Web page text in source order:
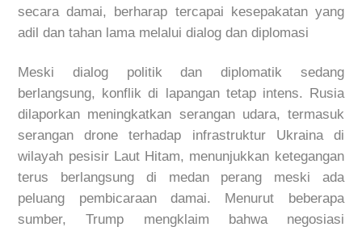
secara damai, berharap tercapai kesepakatan yang
adil dan tahan lama melalui dialog dan diplomasi
Meski dialog politik dan diplomatik sedang
berlangsung, konflik di lapangan tetap intens. Rusia
dilaporkan meningkatkan serangan udara, termasuk
serangan drone terhadap infrastruktur Ukraina di
wilayah pesisir Laut Hitam, menunjukkan ketegangan
terus berlangsung di medan perang meski ada
peluang pembicaraan damai. Menurut beberapa
sumber, Trump mengklaim bahwa negosiasi